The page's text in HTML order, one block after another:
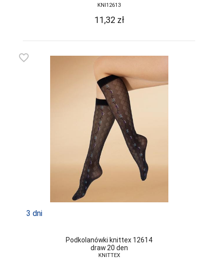
KNI12613
11,32 zł
favorite_border
3 dni
Podkolanówki knittex 12614
draw 20 den
KNITTEX